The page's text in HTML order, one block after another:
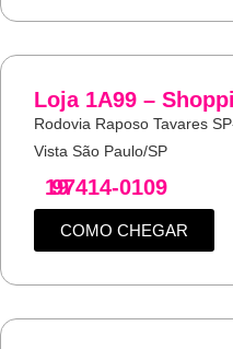
Loja 1A99 –
Rodovia Raposo Tavares
Vista São Paulo/SP
19
97414-0109
COMO CHEGAR